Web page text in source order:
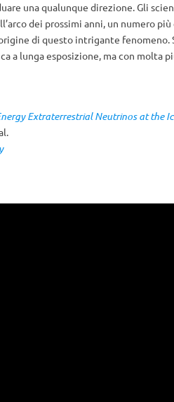
una qualunque direzione. Gli
dei prossimi anni, un numero
di questo intrigante fenomeno.
a lunga esposizione, ma con molta
Extraterrestrial Neutrinos at the